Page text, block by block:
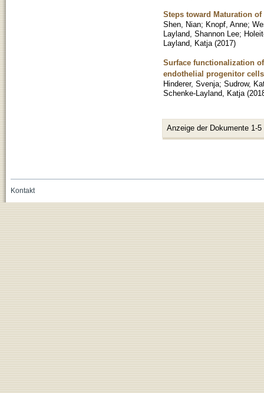
Steps toward Maturation
Shen, Nian; Knopf, Anne;
Layland, Shannon Lee;
Layland, Katja (2017)
Surface functionalization
endothelial progenitor cells
Hinderer, Svenja; Sudrow,
Schenke-Layland, Katja (
Anzeige der Dokumente 1-5
Kontakt